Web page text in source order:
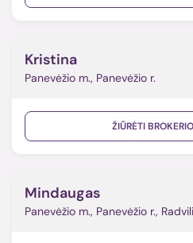
Kristina
Panevėžio m., Panevėžio r.
ŽIŪRĖTI
Mindaugas
Panevėžio m., Panevėžio r.,